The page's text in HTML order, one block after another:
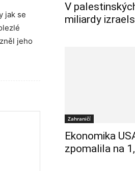
jak se
jeho
V
miliardy
Zahraničí
Ekonomika
zpomalila na